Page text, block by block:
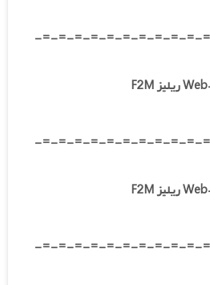
-=-=-=-=-=-=-=-=-=-=-
-=-=-=-=-=-=-=-=-=-=-
-=-=-=-=-=-=-=-=-=-=-